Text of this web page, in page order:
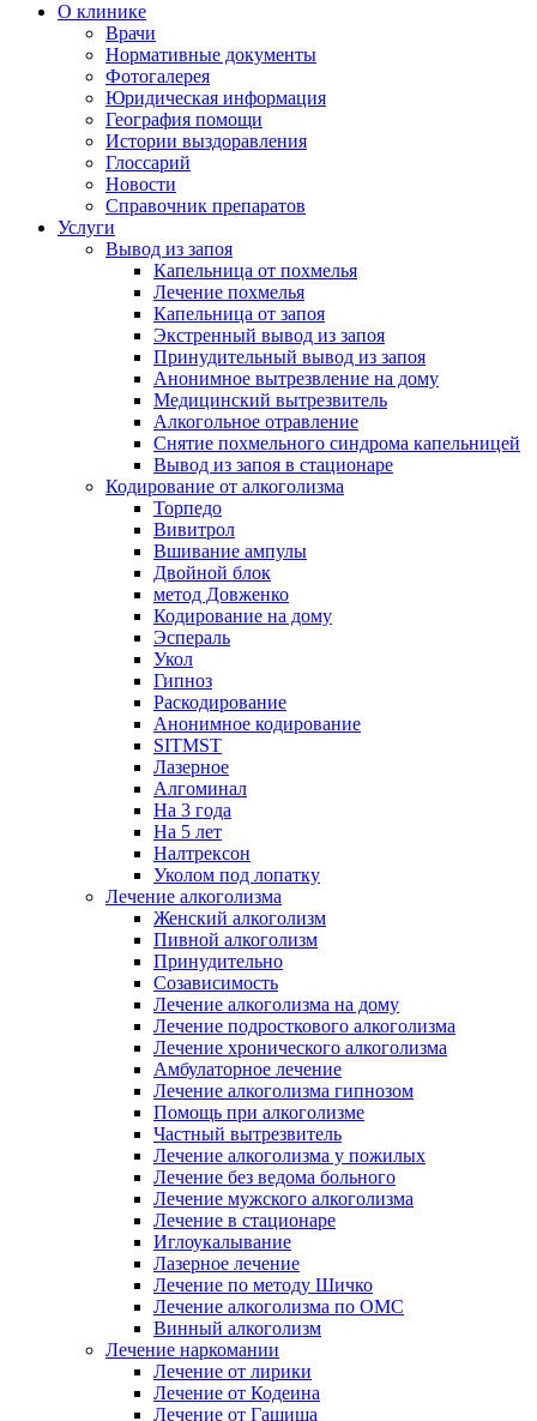
О клинике
Врачи
Нормативные документы
Фотогалерея
Юридическая информация
География помощи
Истории выздоравления
Глоссарий
Новости
Справочник препаратов
Услуги
Вывод из запоя
Капельница от похмелья
Лечение похмелья
Капельница от запоя
Экстренный вывод из запоя
Принудительный вывод из запоя
Анонимное вытрезвление на дому
Медицинский вытрезвитель
Алкогольное отравление
Снятие похмельного синдрома капельницей
Вывод из запоя в стационаре
Кодирование от алкоголизма
Торпедо
Вивитрол
Вшивание ампулы
Двойной блок
метод Довженко
Кодирование на дому
Эспераль
Укол
Гипноз
Раскодирование
Анонимное кодирование
SITMST
Лазерное
Алгоминал
На 3 года
На 5 лет
Налтрексон
Уколом под лопатку
Лечение алкоголизма
Женский алкоголизм
Пивной алкоголизм
Принудительно
Созависимость
Лечение алкоголизма на дому
Лечение подросткового алкоголизма
Лечение хронического алкоголизма
Амбулаторное лечение
Лечение алкоголизма гипнозом
Помощь при алкоголизме
Частный вытрезвитель
Лечение алкоголизма у пожилых
Лечение без ведома больного
Лечение мужского алкоголизма
Лечение в стационаре
Иглоукалывание
Лазерное лечение
Лечение по методу Шичко
Лечение алкоголизма по ОМС
Винный алкоголизм
Лечение наркомании
Лечение от лирики
Лечение от Кодеина
Лечение от Гашиша